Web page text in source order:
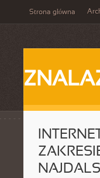
Strona główna